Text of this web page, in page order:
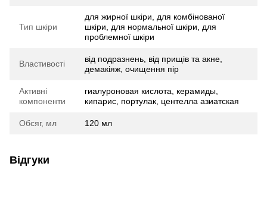
Тип шкіри
для жирної шкіри, для комбінованої
шкіри, для нормальної шкіри, для
проблемної шкіри
Властивості
від подразнень, від прищів та акне,
демакіяж, очищення пір
Активні
компоненти
гиалуроновая кислота, керамиды,
кипарис, портулак, центелла азиатская
Обсяг, мл 120 мл
Відгуки